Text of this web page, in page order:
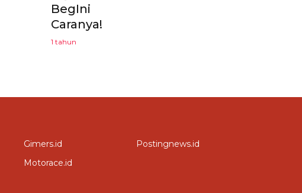
BegIni
Caranya!
1 tahun
Gimers.id
Motorace.id
Postingnews.id